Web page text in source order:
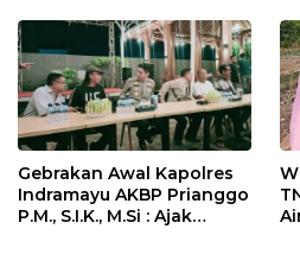
Gebrakan Awal Kapolres
Indramayu AKBP Prianggo
P.M., S.I.K., M.Si : Ajak